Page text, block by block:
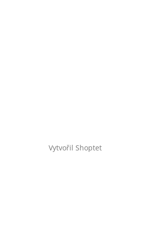
Vytvořil Shoptet